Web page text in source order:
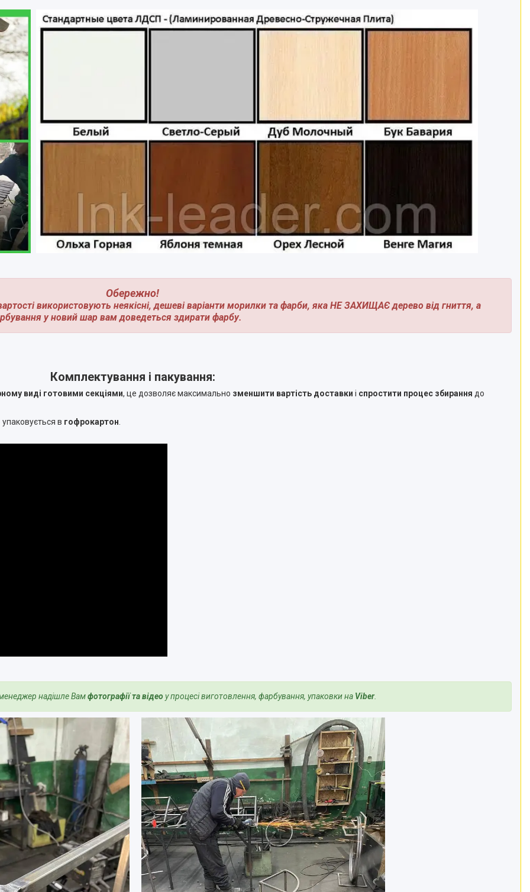
Обережно!
використовують неякісні, дешеві варіанти морилки та фарби, яка НЕ ЗАХИЩАЄ дерево від гниття, а
у новий шар вам доведеться здирати фарбу.
Комплектування і пакування:
виді готовими секціями, це дозволяє максимально зменшити вартість доставки і спростити процес збирання до
упаковується в гофрокартон
надішле Вамфотографії та відеоу процесі виготовлення, фарбування, упаковки на Viber.